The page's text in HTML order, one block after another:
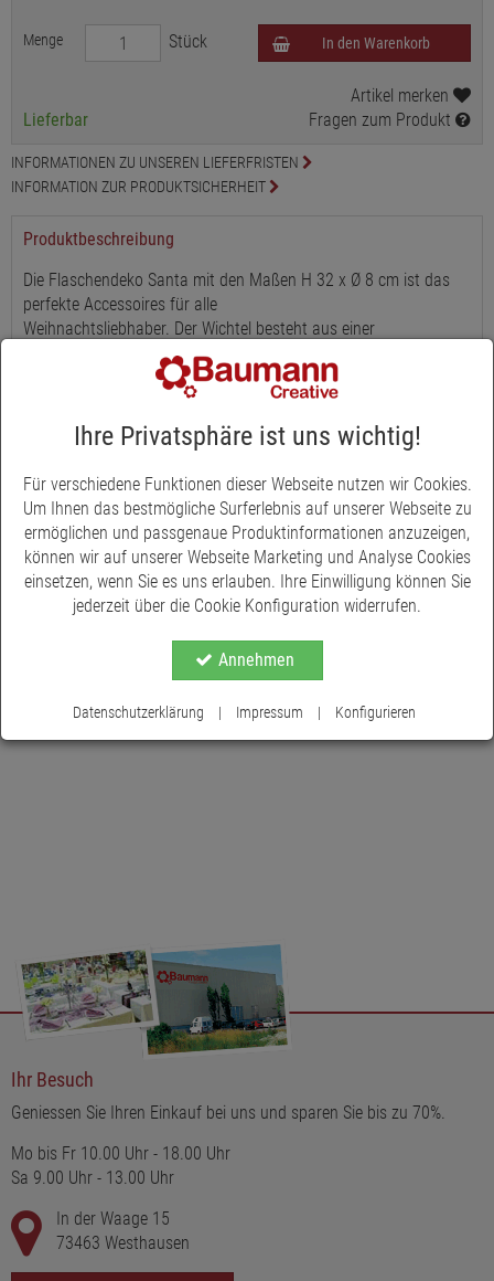
Menge Stück In den Warenkorb
Lieferbar
Artikel merken
Fragen zum Produkt
INFORMATIONEN ZU UNSEREN LIEFERFRISTEN
INFORMATION ZUR PRODUKTSICHERHEIT
Produktbeschreibung
Die Flaschendeko Santa mit den Maßen H 32 x Ø 8 cm ist das
perfekte Accessoires für alle
Weihnachtsliebhaber. Der Wichtel besteht aus einer
wunderschönen roten Stoffmütze, Strickbeinen und einem
flauschigen Bart und verleiht jeder Flasche, sei es Wein oder
selbstgemachter Likör, eine festliche Note. Die Dekoration ist
nicht nur schön anzusehen, sondern auch wiederverwendbar
und fühlt sich zart und weich an.
Entdecken Sie jetzt die Flaschendeko Santa und verleihen Sie
auch Ihren Geschenken eine zauberhafte Weihnachtsnote,
welche Freude und Begeisterung auslösen wird.
Ihr Besuch
Geniessen Sie Ihren Einkauf bei uns und sparen Sie bis zu 70%.
Mo bis Fr 10.00 Uhr - 18.00 Uhr
Sa 9.00 Uhr - 13.00 Uhr
In der Waage 15
73463 Westhausen
Ihre Privatsphäre ist uns wichtig!
Für verschiedene Funktionen dieser Webseite nutzen wir Cookies.
Um Ihnen das bestmögliche Surferlebnis auf unserer Webseite zu
ermöglichen und passgenaue Produktinformationen anzuzeigen,
können wir auf unserer Webseite Marketing und Analyse Cookies
einsetzen, wenn Sie es uns erlauben. Ihre Einwilligung können Sie
jederzeit über die Cookie Konfiguration widerrufen.
Annehmen
Datenschutzerklärung | Impressum | Konfigurieren